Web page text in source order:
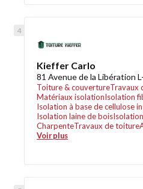
Kieffer Carlo
81 Avenue de la Libération
Toiture & couvertureTravaux
Matériaux isolationIsolation
Isolation à base de cellulose
Isolation laine de bois
CharpenteTravaux de toiture
Voir plus